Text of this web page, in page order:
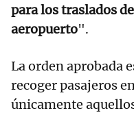
para los traslados
aeropuerto".
La orden aprobada
recoger pasajeros
únicamente